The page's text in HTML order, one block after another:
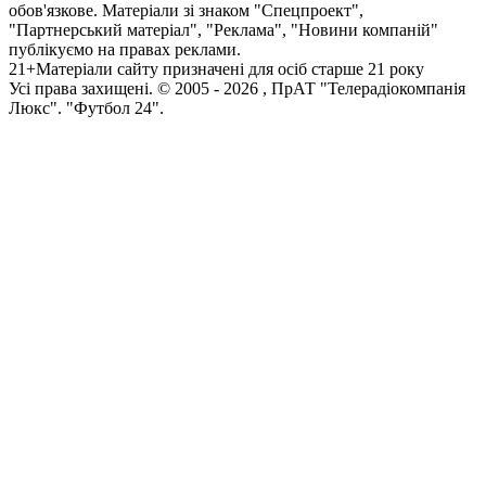
обов'язкове. Матеріали зі знаком "Спецпроект",
"Партнерський матеріал", "Реклама", "Новини компаній"
публікуємо на правах реклами.
21+Матеріали сайту призначені для осіб старше 21 року
Усi права захищенi. © 2005 - 2026 , ПрАТ "Телерадіокомпанія
Люкс". "Футбол 24".